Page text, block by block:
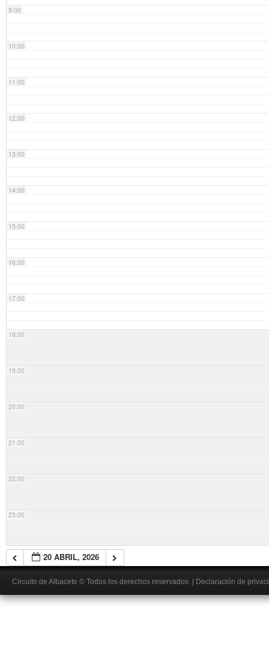
9:00
10:00
11:00
12:00
13:00
14:00
15:00
16:00
17:00
18:00
19:00
20:00
21:00
22:00
23:00
20 ABRIL, 2026
Circuito de Albacete © Todos los derechos reservados. Declaración de